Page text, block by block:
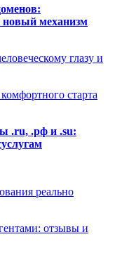
механизм
глазу и
старта
.ru, .рф и .su:
реально
отзывы и